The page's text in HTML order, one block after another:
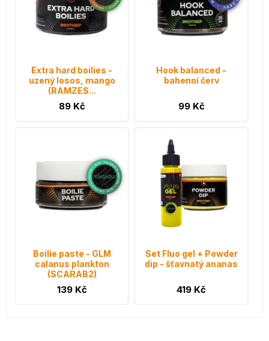
Extra hard boilies -
uzený losos, mango
(RAMZES...
89 Kč
Hook balanced -
bahenní červ
99 Kč
Boilie paste - GLM
calanus plankton
(SCARAB2)
139 Kč
Set Fluo gel + Powder
dip - šťavnatý ananas
419 Kč